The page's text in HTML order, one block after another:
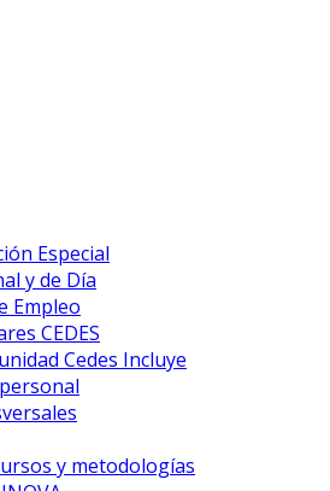
Especial
y de Día
Empleo
CEDES
Cedes Incluye
y metodologías